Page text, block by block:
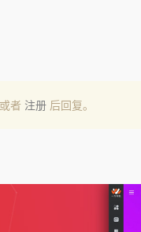
者 注册 后回复。